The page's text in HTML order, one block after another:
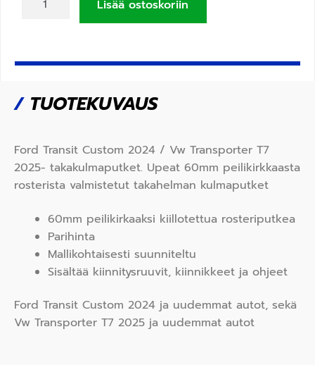
Lisää ostoskoriin
/TUOTEKUVAUS
Ford Transit Custom 2024 / Vw Transporter T7
2025- takakulmaputket. Upeat 60mm peilikirkkaasta
rosterista valmistetut takahelman kulmaputket
60mm peilikirkaaksi kiillotettua rosteriputkea
Parihinta
Mallikohtaisesti suunniteltu
Sisältää kiinnitysruuvit, kiinnikkeet ja ohjeet
Ford Transit Custom 2024 ja uudemmat autot, sekä
Vw Transporter T7 2025 ja uudemmat autot